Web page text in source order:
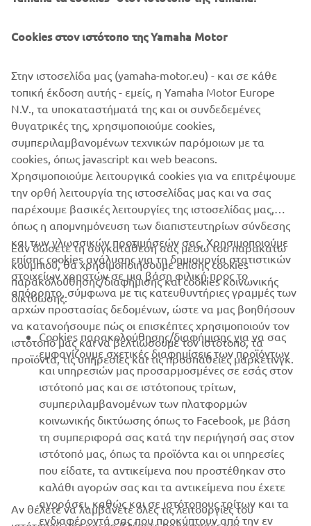
Και ο εξελιγμένος κινητήρας προδιαγραφών EU5
ήχο εξάτμισης.
Καθαρό Hyper Naked DNA
ΑΝΑΚΑΛΎΨΤΕ ΤΗ ΝΈΑ ΜΤ-07
ΕΤΑΙΡΕΊΑ
B2B
ΠΕΡΙΣΣΌΤΕΡΑ YAMAHA
SUPPORT
ΕΝΗΜΕΡΩΤΙΚΟ ΔΕΛΤΙΟ
Γίνετε ο πρώτος που θα μάθετε για τις τελευταίες προσφορές, τις
ειδικές εκδηλώσεις, τις νέες κυκλοφορίες και πολλά άλλα
Cookies στον ιστότοπο της Yamaha Motor
Στην ιστοσελίδα μας (yamaha-motor.eu) - και σε κάθε
τοπική έκδοση αυτής - εμείς, η Yamaha Motor Europe
N.V., τα υποκαταστήματά της και οι συνδεδεμένες
θυγατρικές της, χρησιμοποιούμε cookies,
συμπεριλαμβανομένων τεχνικών παρόμοιων με τα
cookies, όπως javascript και web beacons.
Χρησιμοποιούμε λειτουργικά cookies για να επιτρέψουμε
την ορθή λειτουργία της ιστοσελίδας μας και να σας
παρέχουμε βασικές λειτουργίες της ιστοσελίδας μας,
όπως η απομνημόνευση των διαπιστευτηρίων σύνδεσης
και των γλωσσικών προτιμήσεών σας. Χρησιμοποιούμε
επίσης cookies ανάλυσης για τη δημιουργία στατιστικών
στοιχείων χρηστών σε μια βάση φιλική προς το
απόρρητο, σύμφωνα με τις κατευθυντήριες γραμμές των
αρχών προστασίας δεδομένων, ώστε να μας βοηθήσουν
να κατανοήσουμε πώς οι επισκέπτες χρησιμοποιούν τον
ιστότοπό μας και να βελτιώσουμε τον ιστότοπο, τα
προϊόντα, τις υπηρεσίες και τις προσπάθειες μάρκετινγκ.
Εάν δώσετε τη συγκατάθεσή σας μέσω του παρακάτω
κουμπιού, θα χρησιμοποιήσουμε επίσης cookies
παρακολούθησης/διαφήμισης και cookies κοινωνικής
δικτύωσης:
Cookies παρακολούθησης/διαφήμισης για να σας
εμφανίζουμε σχετικές διαφημίσεις των προϊόντων
και υπηρεσιών μας προσαρμοσμένες σε εσάς στον
ιστότοπό μας και σε ιστότοπους τρίτων,
συμπεριλαμβανομένων των πλατφορμών
κοινωνικής δικτύωσης όπως το Facebook, με βάση
τη συμπεριφορά σας κατά την περιήγησή σας στον
ιστότοπό μας, όπως τα προϊόντα και οι υπηρεσίες
που είδατε, τα αντικείμενα που προστέθηκαν στο
καλάθι αγορών σας και τα αντικείμενα που έχετε
αγοράσει, καθώς και σε ιστότοπους τρίτων και τα
ενδιαφέροντά σας που προκύπτουν από την εν
Αν θέλετε να λαμβάνετε όλες τις λειτουργίες του
ιστότοπού μας και να βλέπετε προσφορές και